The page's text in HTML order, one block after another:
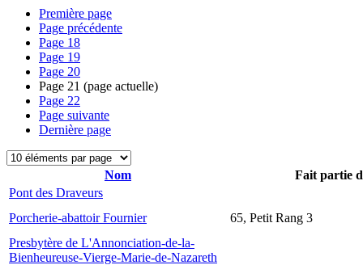
Première page
Page précédente
Page 18
Page 19
Page 20
Page 21 (page actuelle)
Page 22
Page suivante
Dernière page
Nom
Fait partie
Pont des Draveurs
Porcherie-abattoir Fournier
65, Petit Rang 3
Presbytère de L'Annonciation-de-la-
Bienheureuse-Vierge-Marie-de-Nazareth